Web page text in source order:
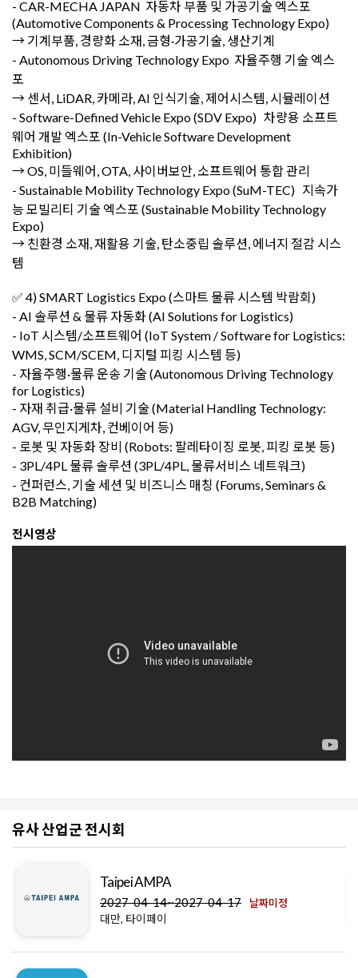
- CAR-MECHA JAPAN 자동차 부품 및 가공기술 엑스포
(Automotive Components & Processing Technology Expo)
→ 기계부품, 경량화 소재, 금형·가공기술, 생산기계
- Autonomous Driving Technology Expo 자율주행 기술 엑스
포
→ 센서, LiDAR, 카메라, AI 인식기술, 제어시스템, 시뮬레이션
- Software-Defined Vehicle Expo (SDV Expo) 차량용 소프트
웨어 개발 엑스포 (In-Vehicle Software Development
Exhibition)
→ OS, 미들웨어, OTA, 사이버보안, 소프트웨어 통합 관리
- Sustainable Mobility Technology Expo (SuM-TEC) 지속가
능 모빌리티 기술 엑스포 (Sustainable Mobility Technology
Expo)
→ 친환경 소재, 재활용 기술, 탄소중립 솔루션, 에너지 절감 시스
템
✅ 4) SMART Logistics Expo (스마트 물류 시스템 박람회)
- AI 솔루션 & 물류 자동화 (AI Solutions for Logistics)
- IoT 시스템/소프트웨어 (IoT System / Software for Logistics:
WMS, SCM/SCEM, 디지털 피킹 시스템 등)
- 자율주행·물류 운송 기술 (Autonomous Driving Technology
for Logistics)
- 자재 취급·물류 설비 기술 (Material Handling Technology:
AGV, 무인지게차, 컨베이어 등)
- 로봇 및 자동화 장비 (Robots: 팔레타이징 로봇, 피킹 로봇 등)
- 3PL/4PL 물류 솔루션 (3PL/4PL, 물류서비스 네트워크)
- 컨퍼런스, 기술 세션 및 비즈니스 매칭 (Forums, Seminars &
B2B Matching)
전시영상
유사 산업군 전시회
Taipei AMPA
2027-04-14~2027-04-17 날짜미정
대만, 타이페이